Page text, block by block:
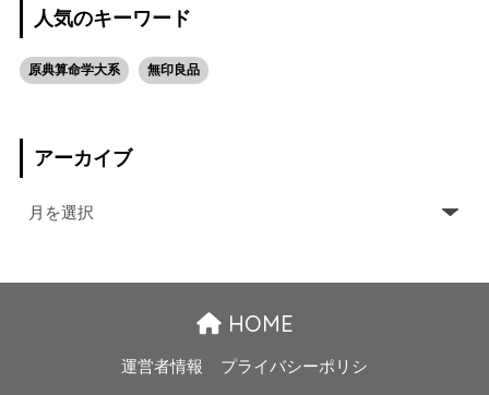
人気のキーワード
原典算命学大系 無印良品
アーカイブ
HOME
運営者情報 プライバシーポリシ